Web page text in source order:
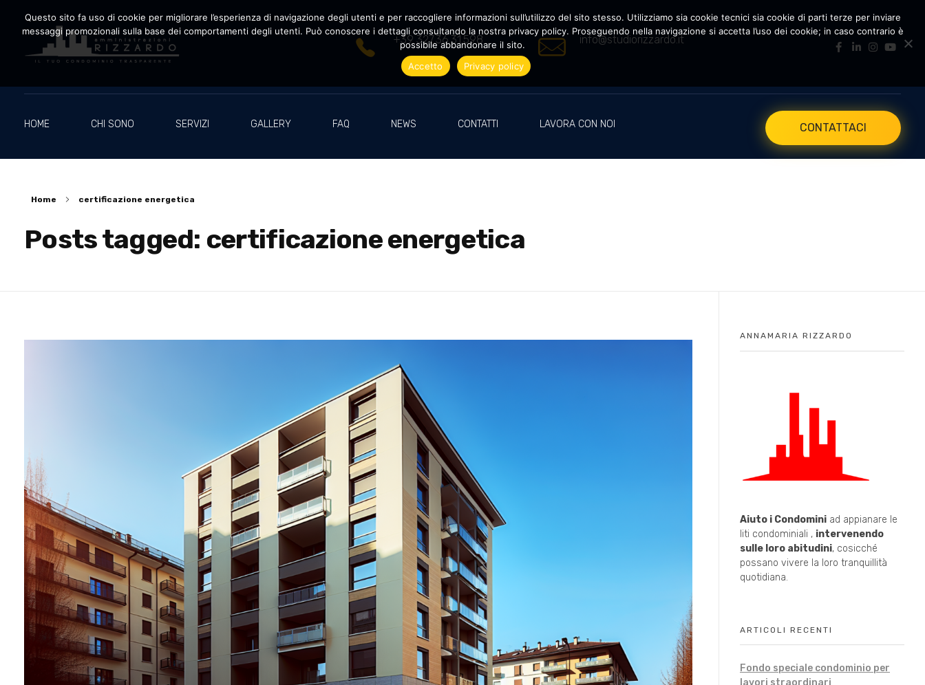
+39 327.36.31.598 info@studiorizzardo.it
HOME CHI SONO SERVIZI GALLERY FAQ NEWS CONTATTI LAVORA CON NOI CONTATTACI
Home certificazione energetica
Posts tagged: certificazione energetica
ANNAMARIA RIZZARDO
Aiuto i Condomini ad appianare le
liti condominiali , intervenendo
sulle loro abitudini, cosicché
possano vivere la loro tranquillità
quotidiana.
ARTICOLI RECENTI
Fondo speciale condominio per
lavori straordinari
Questo sito fa uso di cookie per migliorare l’esperienza di navigazione degli utenti e per raccogliere informazioni sull’utilizzo del sito stesso. Utilizziamo sia cookie tecnici sia cookie di parti terze per inviare
messaggi promozionali sulla base dei comportamenti degli utenti. Può conoscere i dettagli consultando la nostra privacy policy. Proseguendo nella navigazione si accetta l’uso dei cookie; in caso contrario è
possibile abbandonare il sito.
Accetto
Privacy policy